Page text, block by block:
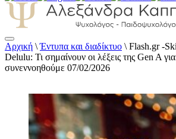
Αλεξάνδρα Καππάτου
Παιδοψυχολόγος
Αρχική \Έντυπα και διαδίκτυο \ Flash.gr -
Delulu: Τι σημαίνουν οι λέξεις της Gen A
συνεννοηθούμε 07/02/2026